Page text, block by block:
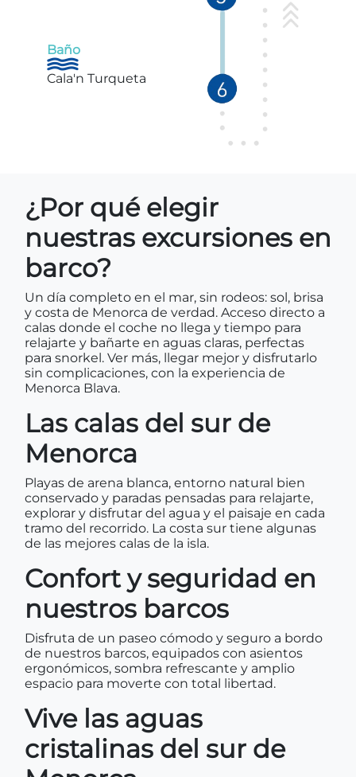
Baño
Cala'n Turqueta
¿Por qué elegir
nuestras excursiones en
barco?
Un día completo en el mar, sin rodeos: sol, brisa
y costa de Menorca de verdad. Acceso directo a
calas donde el coche no llega y tiempo para
relajarte y bañarte en aguas claras, perfectas
para snorkel. Ver más, llegar mejor y disfrutarlo
sin complicaciones, con la experiencia de
Menorca Blava.
Las calas del sur de
Menorca
Playas de arena blanca, entorno natural bien
conservado y paradas pensadas para relajarte,
explorar y disfrutar del agua y el paisaje en cada
tramo del recorrido. La costa sur tiene algunas
de las mejores calas de la isla.
Confort y seguridad en
nuestros barcos
Disfruta de un paseo cómodo y seguro a bordo
de nuestros barcos, equipados con asientos
ergonómicos, sombra refrescante y amplio
espacio para moverte con total libertad.
Vive las aguas
cristalinas del sur de